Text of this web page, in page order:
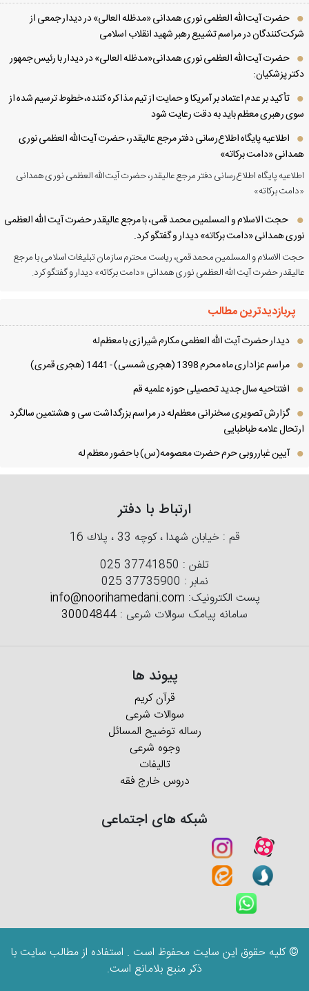
حضرت آیت‌الله العظمی نوری همدانی «مدظله العالی» در دیدار جمعی از
در مراسم تشییع رهبر شهید انقلاب اسلامی
حضرت آیت‌الله العظمی نوری همدانی«مدظله العالی» در دیدار با رئیس جمهور
پزشکیان:
تأکید بر عدم اعتماد بر آمریکا و حمایت از تیم مذاکره کننده، خطوط ترسیم شده از
رهبری معظم باید به دقت رعایت شود
اطلاعیه پایگاه اطلاع‌رسانی دفتر مرجع عالیقدر، حضرت آیت‌الله العظمی نوری
«دامت برکاته»
پایگاه اطلاع‌رسانی دفتر مرجع عالیقدر، حضرت آیت‌الله العظمی نوری همدانی
برکاته»
حجت الاسلام و المسلمین محمد قمی، با مرجع عالیقدر حضرت آیت الله العظمی
همدانی «دامت برکاته» دیدار و گفتگو کرد.
الاسلام و المسلمین محمد قمی، ریاست محترم سازمان تبلیغات اسلامی با مرجع
حضرت آیت الله العظمی نوری همدانی «دامت برکاته» دیدار و گفتگو کرد.
پربازدیدترین مطالب
دیدار حضرت آیت الله العظمی مكارم شیرازی با معظم‌له
مراسم عزاداری ماه محرم 1398 (هجری شمسی) - 1441 (هجری قمری)
افتتاحیه سال جدید تحصیلی حوزه علمیه قم
گزارش تصویری سخنرانی معظم‌له در مراسم بزرگداشت سی و هشتمین سالگرد
علامه طباطبایی
آیین غبارروبی حرم حضرت معصومه(س) با حضور معظم له
ارتباط با دفتر
قم : خیابان شهدا ، كوچه 33 ، پلاك 16
تلفن :025 37741850
نمابر :025 37735900
پست الکترونیک:info@noorihamedani.com
سامانه پیامک سوالات شرعی : 30004844
پیوند ها
قرآن کریم
سوالات شرعی
رساله توضیح المسائل
وجوه شرعی
تالیفات
دروس خارج فقه
شبکه های اجتماعی
© کلیه حقوق این سایت محفوظ است . استفاده از مطالب سایت با
ذکر منبع بلامانع است.